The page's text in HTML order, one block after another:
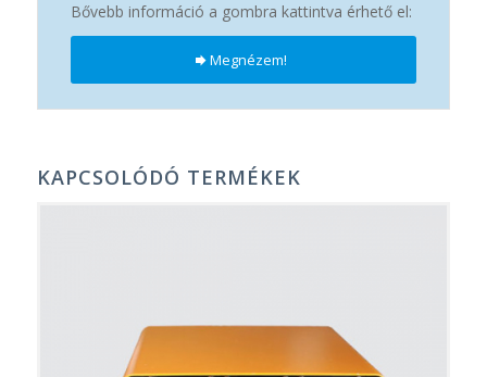
Bővebb információ a gombra kattintva érhető el:
Megnézem!
KAPCSOLÓDÓ TERMÉKEK